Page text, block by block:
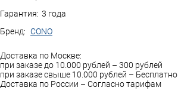
Гарантия: 3 года
Бренд: CONO
Доставка по Москве:
при заказе до 10.000 рублей – 300 рублей
при заказе свыше 10.000 рублей – Бесплатно.
Доставка по России – Согласно тарифам